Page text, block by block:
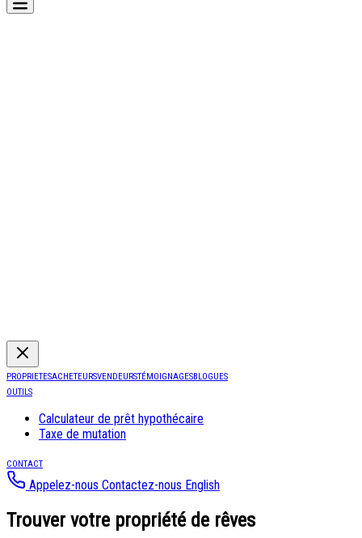
PROPRIETESACHETEURSVENDEURSTÉMOIGNAGESBLOGUES
OUTILS
Calculateur de prêt hypothécaire
Taxe de mutation
CONTACT
Appelez-nous Contactez-nous English
Trouver votre propriété de rêves